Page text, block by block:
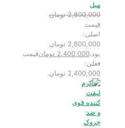
میل
2,800,000 تومان
قیمت
اصلی:
2,800,000 تومان
بود.2,400,000 تومانقیمت
فعلی:
2,400,000 تومان.